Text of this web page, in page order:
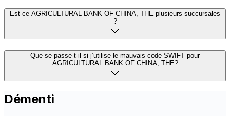
Est-ce AGRICULTURAL BANK OF CHINA, THE plusieurs succursales
?
Que se passe-t-il si j’utilise le mauvais code SWIFT pour
AGRICULTURAL BANK OF CHINA, THE?
Démenti